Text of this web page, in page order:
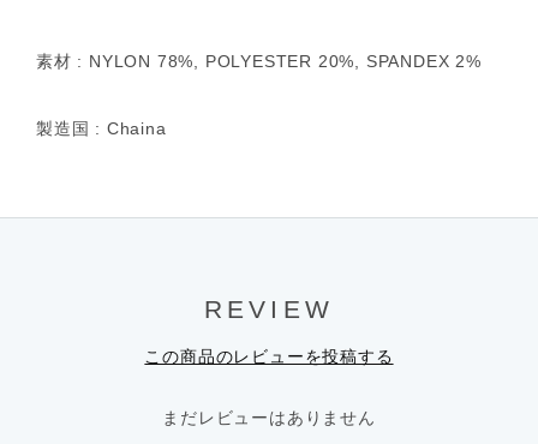
素材 : NYLON 78%, POLYESTER 20%, SPANDEX 2%
製造国 : Chaina
REVIEW
この商品のレビューを投稿する
まだレビューはありません